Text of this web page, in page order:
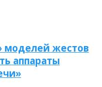
моделей жестов
аппараты